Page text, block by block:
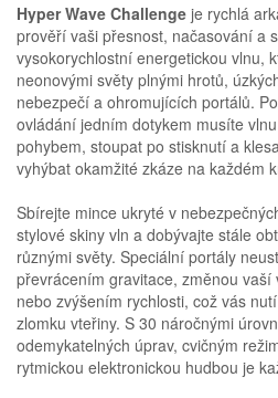
Hyper Wave Challenge je rychlá
prověří vaši přesnost, načasování a
vysokorychlostní energetickou vlnu,
neonovými světy plnými hrotů,
nebezpečí a ohromujících portálů.
ovládání jedním dotykem musíte
pohybem, stoupat po stisknutí a
vyhýbat okamžité zkáze na každém
Sbírejte mince ukryté v
stylové skiny vln a dobývajte stále
různými světy. Speciální portály
převrácením gravitace, změnou
nebo zvýšením rychlosti, což vás
zlomku vteřiny. S 30 náročnými
odemykatelných úprav, cvičným
rytmickou elektronickou hudbou je